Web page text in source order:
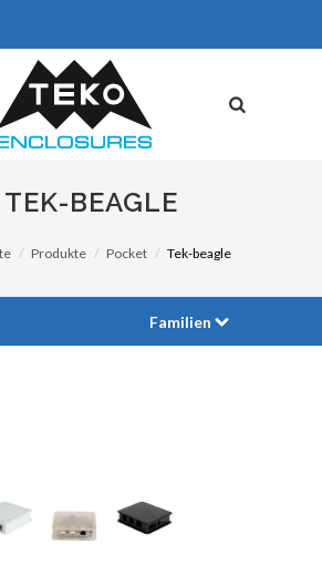
TEK-BEAGLE
Produkte Pocket Tek-beagle
Familien